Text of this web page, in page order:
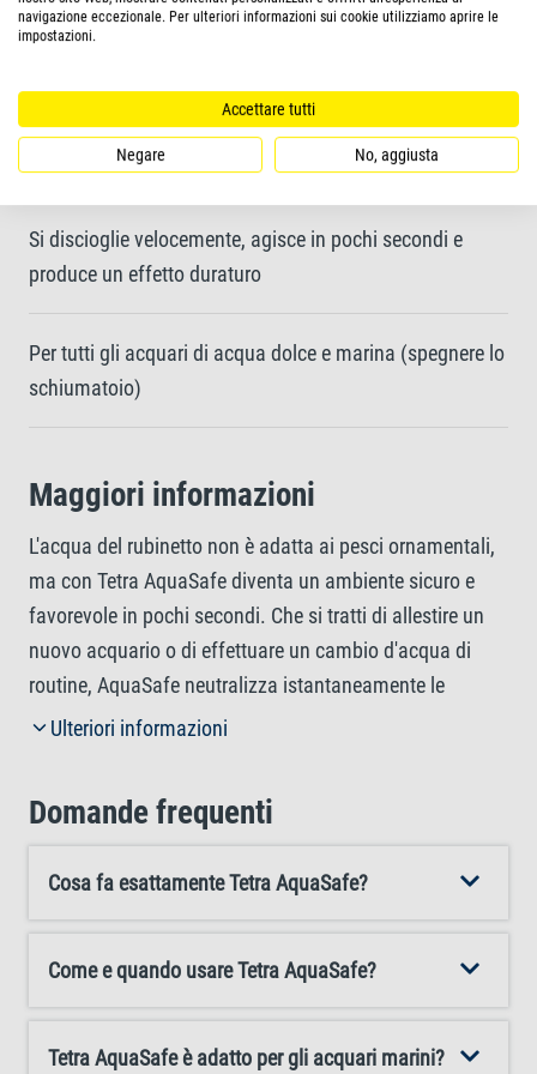
Sostiene la vitalità, la crescita e il benessere dei pesci
grazie all'aggiunta di iodio e magnesio
Mantiene l'acqua pulita e cristallina promuovendo la
crescita dei batteri utili
Si discioglie velocemente, agisce in pochi secondi e
produce un effetto duraturo
Per tutti gli acquari di acqua dolce e marina (spegnere lo
schiumatoio)
Maggiori informazioni
L'acqua del rubinetto non è adatta ai pesci ornamentali,
ma con Tetra AquaSafe diventa un ambiente sicuro e
favorevole in pochi secondi. Che si tratti di allestire un
nuovo acquario o di effettuare un cambio d'acqua di
routine, AquaSafe neutralizza istantaneamente le
sostanze nocive come cloro, cloramina, rame, zinco e
limita a un'azione di protezione: un mix di vitamine del
lo stress durante i cambi d'acqua, mentre gli estratti
sensibili. La sua formula ottimizzata è stata sviluppata
magnesio favorisce una crescita forte sia dei pesci che
Ulteriori informazioni
Domande frequenti
Cosa fa esattamente Tetra AquaSafe?
Come e quando usare Tetra AquaSafe?
Tetra AquaSafe è adatto per gli acquari marini?
navigazione eccezionale. Per ulteriori informazioni sui cookie utilizziamo aprire le
impostazioni.
Accettare tutti
Negare No, aggiusta